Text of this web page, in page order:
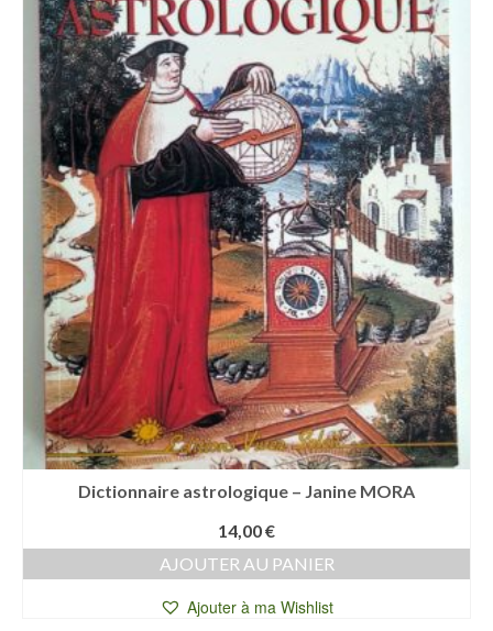
Dictionnaire astrologique – Janine MORA
14,00€
AJOUTER AU PANIER
Ajouter à ma Wishlist